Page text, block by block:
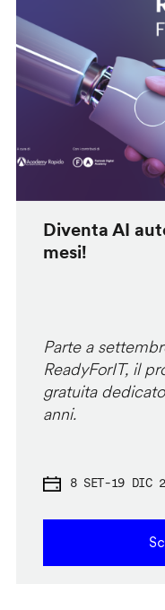
Diventa AI
mesi!
Parte a
ReadyForIT, il
gratuita
anni.
8 SET-19 DIC